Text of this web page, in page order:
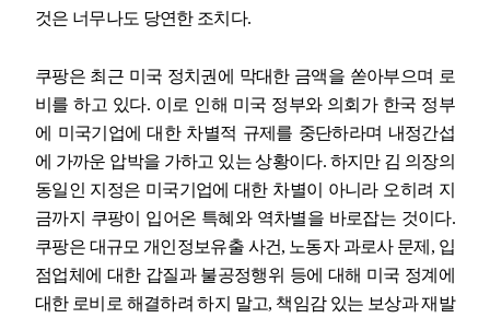
것은 너무나도 당연한 조치다.
쿠팡은 최근 미국 정치권에 막대한 금액을 쏟아부으며 로
비를 하고 있다. 이로 인해 미국 정부와 의회가 한국 정부
에 미국기업에 대한 차별적 규제를 중단하라며 내정간섭
에 가까운 압박을 가하고 있는 상황이다. 하지만 김 의장의
동일인 지정은 미국기업에 대한 차별이 아니라 오히려 지
금까지 쿠팡이 입어온 특혜와 역차별을 바로잡는 것이다.
쿠팡은 대규모 개인정보유출 사건, 노동자 과로사 문제 , 입
점업체에 대한 갑질과 불공정행위 등에 대해 미국 정계에
대한 로비로 해결하려 하지 말고, 책임감 있는 보상과 재발